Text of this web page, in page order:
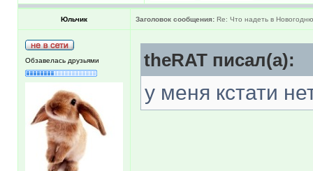
Юльчик Заголовок сообщения: Re: Что надеть в
Обзавелась друзьями theRAT писал(а):
у меня кстати